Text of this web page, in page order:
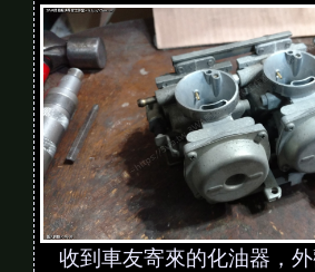
收到車友寄來的化油器，